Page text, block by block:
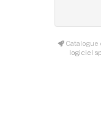
Catalogue
logiciel